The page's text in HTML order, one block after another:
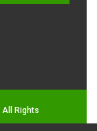
All Rights